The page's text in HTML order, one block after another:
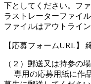
下としてください。フ
ラストレーターファイ
ファイルはアウトライ
【応募フォームURL】
（２）郵送又は持参の場
専用の応募用紙に作